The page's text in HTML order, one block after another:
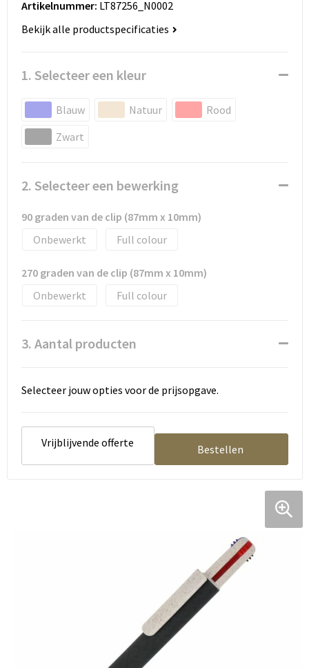
ICT
Reizen & recreatie
Scholen & Verenigingen
Sport
Wellness en zorg
Zakelijke dienstverlening
Huis, Tuin en Dier
Geboorte, kinderen en speelgoed
Landbouw
Paraplu's en regenkleding
Petten, hoedjes en mutsen
Safety
Sport en Recreatie
Textiel
Verzorging en Wellness
Bodywarmers en vesten
Dekens, Fleecedekens en Kussens
Fluo - Veiligheid
Gebreide truien / Gilets
Handschoenen en Sjaals
Jassen
Kledingaccessoires
Hemden en blouses
Peuters en Baby's
Eco gifts
Reizen & Recreatie
Scholen & Vereniging
Wellness en zorg
Zorg & Welzijn
Artikelnummer: LT87256_N0002
Bekijk alle productspecificaties
1. Selecteer een kleur
Blauw Natuur
Rood
Zwart
2. Selecteer een bewerking
90 graden van de clip (87mm x 10mm)
Onbewerkt
Full colour
270 graden van de clip (87mm x 10mm)
Onbewerkt
Full colour
3. Aantal producten
Selecteer jouw opties voor de prijsopgave.
Vrijblijvende offerte Bestellen